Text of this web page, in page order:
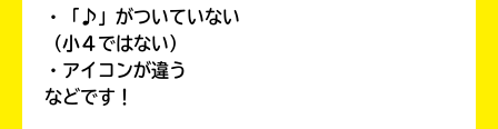
・「♪」がついていない
（小４ではない）
・アイコンが違う
などです！